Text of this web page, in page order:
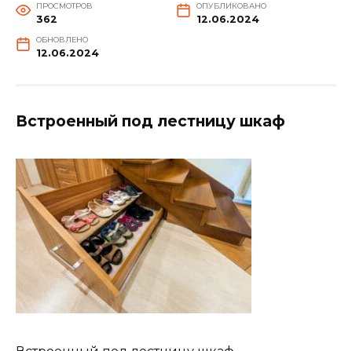
ПРОСМОТРОВ
362
ОПУБЛИКОВАНО
12.06.2024
ОБНОВЛЕНО
12.06.2024
Встроенный под лестницу шкаф